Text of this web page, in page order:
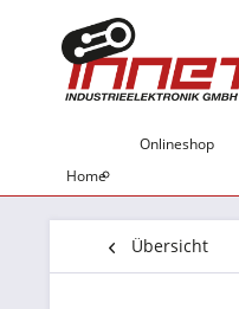
Home
Onlineshop
Übersicht